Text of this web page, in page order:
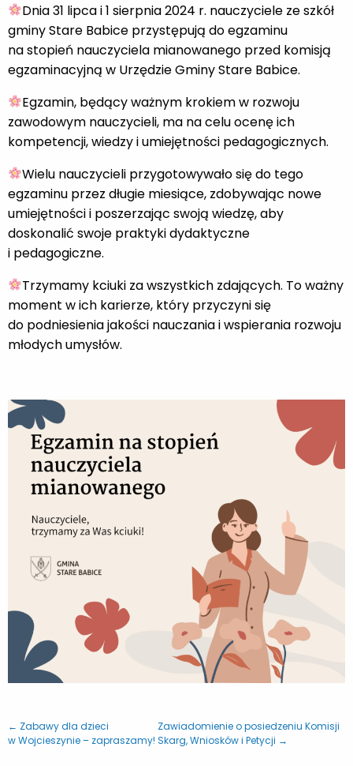
Dnia 31 lipca i 1 sierpnia 2024 r. nauczyciele ze szkół
gminy Stare Babice przystępują do egzaminu
na stopień nauczyciela mianowanego przed komisją
egzaminacyjną w Urzędzie Gminy Stare Babice.
Egzamin, będący ważnym krokiem w rozwoju
zawodowym nauczycieli, ma na celu ocenę ich
kompetencji, wiedzy i umiejętności pedagogicznych.
Wielu nauczycieli przygotowywało się do tego
egzaminu przez długie miesiące, zdobywając nowe
umiejętności i poszerzając swoją wiedzę, aby
doskonalić swoje praktyki dydaktyczne
i pedagogiczne.
Trzymamy kciuki za wszystkich zdających. To ważny
moment w ich karierze, który przyczyni się
do podniesienia jakości nauczania i wspierania rozwoju
młodych umysłów.
← Zabawy dla dzieci
w Wojcieszynie – zapraszamy!
Zawiadomienie o posiedzeniu Komisji
Skarg, Wniosków i Petycji →